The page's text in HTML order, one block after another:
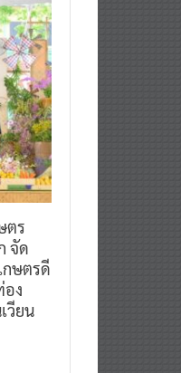
ร
จัด
ษตรดี
อง
ยน